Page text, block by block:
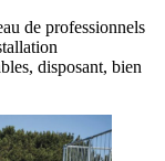
de professionnels
disposant, bien